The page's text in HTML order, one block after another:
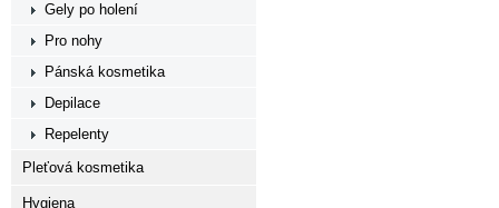
Gely po holení
Pro nohy
Pánská kosmetika
Depilace
Repelenty
Pleťová kosmetika
Hygiena